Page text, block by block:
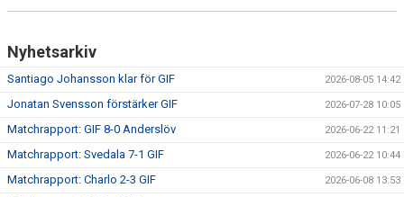
BILDER
ÅRSKORT A-LAG 2026
Nyhetsarkiv
Santiago Johansson klar för GIF 2026-08-05 14:42
Jonatan Svensson förstärker GIF 2026-07-28 10:05
Matchrapport: GIF 8-0 Anderslöv 2026-06-22 11:21
Matchrapport: Svedala 7-1 GIF 2026-06-22 10:44
Matchrapport: Charlo 2-3 GIF 2026-06-08 13:53